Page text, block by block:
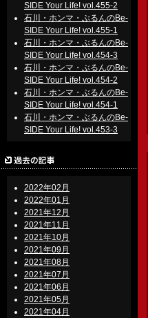
SIDE Your Life! vol.455-2
石川・ホンマ・ぶるんのBe-
SIDE Your Life! vol.455-1
石川・ホンマ・ぶるんのBe-
SIDE Your Life! vol.454-3
石川・ホンマ・ぶるんのBe-
SIDE Your Life! vol.454-2
石川・ホンマ・ぶるんのBe-
SIDE Your Life! vol.454-1
石川・ホンマ・ぶるんのBe-
SIDE Your Life! vol.453-3
2022年02月
2022年01月
2021年12月
2021年11月
2021年10月
2021年09月
2021年08月
2021年07月
2021年06月
2021年05月
2021年04月